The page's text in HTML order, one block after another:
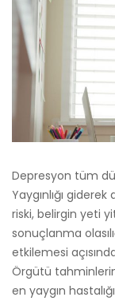
Depresyon tüm
Yaygınlığı
riski, belirgin yeti
sonuçlanma
etkilemesi
Örgütü
en yaygın